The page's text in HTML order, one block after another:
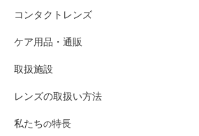
コンタクトレンズ
ケア用品・通販
取扱施設
レンズの取扱い方法
私たちの特長